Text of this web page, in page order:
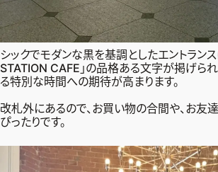
シックでモダンな黒を基調としたエントラン
STATION CAFE」の品格ある文字が掲げられ
る特別な時間への期待が高まります。
改札外にあるので、お買い物の合間や、お友
ぴったりです。